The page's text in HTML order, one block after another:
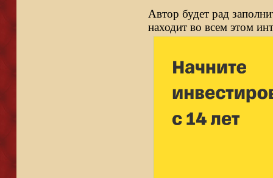
Автор будет рад
находит во всем этом